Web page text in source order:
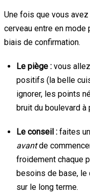
Une fois que vous
cerveau entre en
biais de confirmation.
Le piège : vous
positifs (la belle
ignorer, les points
bruit du boulevard à
Le conseil : faites
avantde
froidement chaque
besoins de base, le
sur le long terme.